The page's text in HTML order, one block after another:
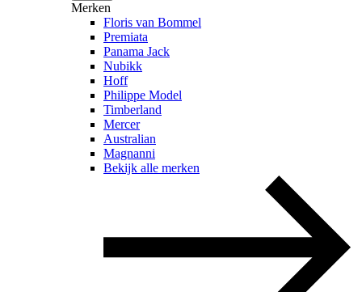
Merken
Floris van Bommel
Premiata
Panama Jack
Nubikk
Hoff
Philippe Model
Timberland
Mercer
Australian
Magnanni
Bekijk alle merken